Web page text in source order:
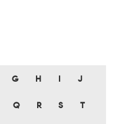
G H J
Q R S T